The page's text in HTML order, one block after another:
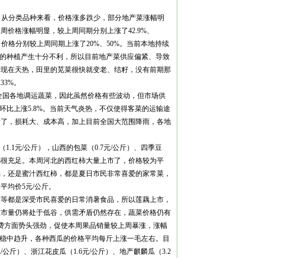
分类品种来看，价格涨多跌少，部分地产菜涨幅明
价格涨幅明显，较上周同期分别上涨了42.9%、
格分别较上周同期上涨了20%、50%。当前本地持续
种植产生十分不利，所以目前地产菜供应偏紧、导致
在天热，田里的苋菜很快就变老、结籽，没有前期那
。
各地调运蔬菜，因此虽然价格有些波动，但市场供
比上涨5.8%。当前天气炎热，不仅使得客菜的运输途
，损耗大、成本高，加上目前全国大范围降雨，各地
1.1元/公斤），山西的包菜（0.7元/公斤）、四季豆
充足。本周河北的西红柿大量上市了，价格较为平
还是蜜汁西红柿，都是夏日市民非常喜爱的家常菜，
均价5元/公斤。
都是深受市民喜爱的日常消暑食品，所以莲藕上市，
量仍将处于低谷，供需矛盾仍然存在，蔬菜价格仍有
面势头强劲，促使本周果品销量较上周暴涨，涨幅
趋升，各种西瓜的价格平均每斤上涨一毛左右。目
斤）、浙江花皮瓜（1.6元/公斤）、地产麒麟瓜（3.2